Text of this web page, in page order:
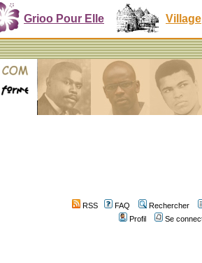
Grioo Pour Elle Village
RSS FAQ
Rechercher
Profil
Se